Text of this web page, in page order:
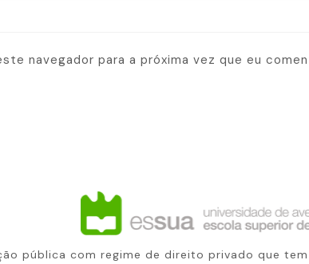
navegador para a próxima vez que eu
pública com regime de direito privado que